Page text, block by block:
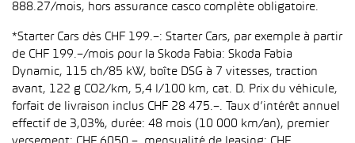
888.27/mois, hors assurance casco complète obligatoire.
*Starter Cars dès CHF 199.–: Starter Cars, par exemple à partir
de CHF 199.–/mois pour la Skoda Fabia: Skoda Fabia
Dynamic, 115 ch/85 kW, boîte DSG à 7 vitesses, traction
avant, 122 g CO2/km, 5,4 l/100 km, cat. D. Prix du véhicule,
forfait de livraison inclus CHF 28 475.–. Taux d’intérêt annuel
effectif de 3,03%, durée: 48 mois (10 000 km/an), premier